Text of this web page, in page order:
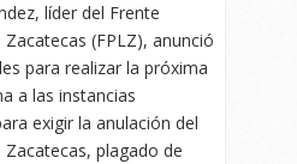
líder del Frente
(FPLZ), anunció
para realizar la próxima
a las instancias
exigir la anulación del
plagado de